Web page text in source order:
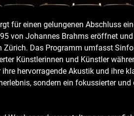
für einen gelungenen Abschluss
von Johannes Brahms eröffnet
Das Programm umfasst
Künstlerinnen und Künstler
hervorragende Akustik und ihre
sondern ein fokussierter